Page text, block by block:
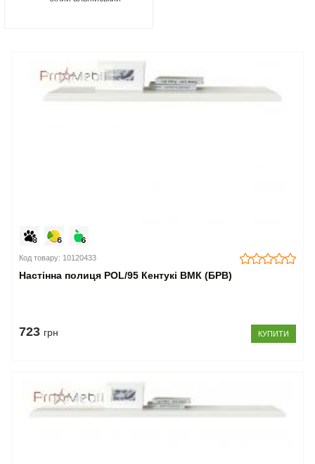
Код товару: 10120433
Настінна полиця POL/95 Кентукі ВМК (БРВ)
723 грн КУПИТИ